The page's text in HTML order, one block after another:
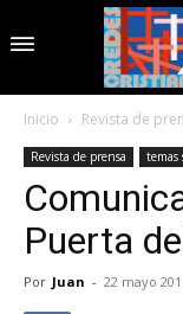
Inicio Revista de
Revista de prensa temas
Puerta
Por Juan - 22 mayo